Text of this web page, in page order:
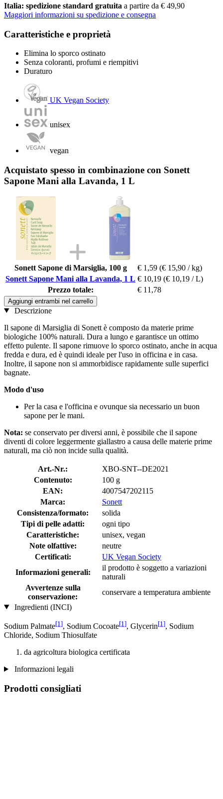
Italia: spedizione standard gratuita a partire da € 49,90
Maggiori informazioni su spedizione e consegna
Caratteristiche e proprietà
Elimina lo sporco ostinato
Senza coloranti, profumi e riempitivi
Duraturo
UK Vegan Society
unisex
vegan
Acquistato spesso in combinazione con Sonett
Sapone Mani alla Lavanda, 1 L
Sonett Sapone di Marsiglia, 100 g € 1,59 (€ 15,90 / kg)
Sonett Sapone Mani alla Lavanda, 1 L € 10,19 (€ 10,19 / L)
Prezzo totale:
€ 11,78
Aggiungi entrambi nel carrello
Descrizione
Il sapone di Marsiglia di Sonett è composto da materie prime
biologiche 100% naturali. Dura a lungo e garantisce un ottimo
effetto pulente. Il sapone rimuove lo sporco ostinato, anche in acqua
fredda e dura, ed è quindi ideale per l'uso in officina e in casa.
Inoltre, il sapone non si ammorbidisce rapidamente sulle superfici
bagnate.
Modo d'uso
Per la casa e l'officina e ovunque sia necessario un buon
sapone per le mani.
Nota: se conservato per diversi anni, è possibile che il sapone
diventi di colore leggermente giallastro a causa delle materie prime
naturali, ma ciò non incide sulla qualità.
Art.-Nr.:
XBO-SNT--DE2021
Contenuto:
100 g
EAN:
4007547202115
Marca:
Sonett
Consistenza/formato:
solida
Tipi di pelle adatti:
ogni tipo
Caratteristiche:
unisex, vegan
Note olfattive:
neutre
Certificati:
UK Vegan Society
Informazioni generali:
il prodotto è soggetto a variazioni
naturali
Avvertenze sulla
conservazione:
conservare a temperatura ambiente
Ingredienti (INCI)
Sodium Palmate[1], Sodium Cocoate[1], Glycerin[1], Sodium
Chloride, Sodium Thiosulfate
da agricoltura biologica certificata
Informazioni legali
Prodotti consigliati